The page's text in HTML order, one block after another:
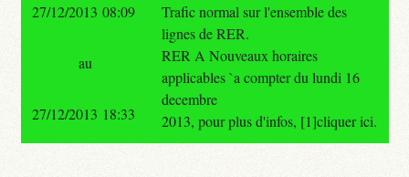
27/12/2013 08:09
Trafic normal sur l'ensemble des
lignes de RER.
RER A Nouveaux horaires
applicables `a compter du lundi 16
decembre
2013, pour plus d'infos, [1]cliquer ici.
au
27/12/2013 18:33